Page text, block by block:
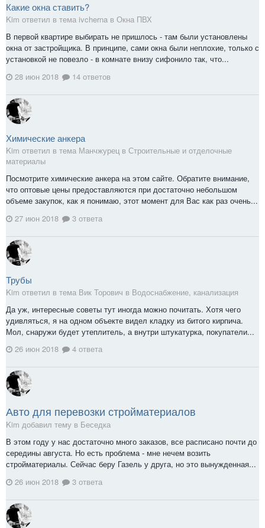
Какие окна ставить?
Kim ответил в тема ivcherna в Окна ПВХ
В первой квартире выбирать не пришлось - там были установлены
окна от застройщика. В принципе, сами окна были неплохие, только с
установкой не повезло - в комнате внизу сифонило так, что...
28 июн 2018
14 ответов
Химические анкера
Kim ответил в тема Манчжурец в Строительные и отделочные
материалы
Посмотрите химические анкера на этом сайте. Обратите внимание,
что оптовые цены предоставляются при достаточно небольшом
объеме закупок, как я понимаю, этот момент для Вас как раз очень...
27 июн 2018
3 ответа
Трубы
Kim ответил в тема Вик Торович в Водоснабжение, канализация
Да уж, интересные советы тут иногда можно почитать. Хотя чего
удивляться, я на одном объекте видел кладку из битого кирпича.
Мол, снаружи будет утеплитель, а внутри штукатурка, покупатели...
26 июн 2018
4 ответа
Авто для перевозки стройматериалов
Kim добавил тему в Беседка
В этом году у нас достаточно много заказов, все расписано почти до
середины августа. Но есть проблема - мне нечем возить
стройматериалы. Сейчас беру Газель у друга, но это вынужденная...
26 июн 2018
3 ответа